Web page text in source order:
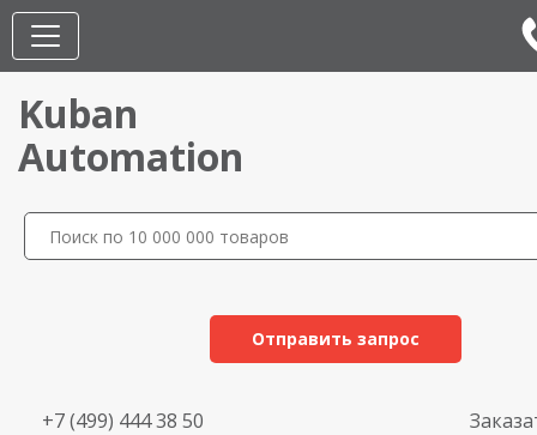
Kuban
Automation
Отправить запрос
+7 (499) 444 38 50